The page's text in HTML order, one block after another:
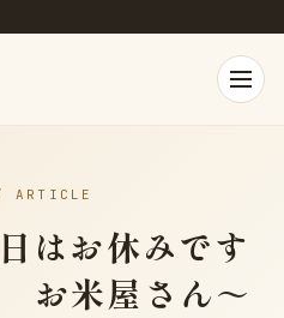
ARTICLE
はお休みです
米屋さん～